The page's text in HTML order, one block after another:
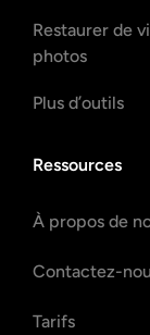
Restaurer de
photos
Plus d’outils
Ressources
À propos de
Contactez-
Tarifs